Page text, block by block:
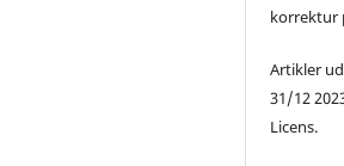
korrektur
Artikler
31/12
Licens.